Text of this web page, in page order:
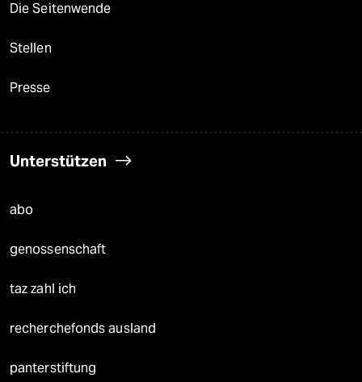
Die Seitenwende
Stellen
Presse
Unterstützen
abo
genossenschaft
taz zahl ich
recherchefonds ausland
panterstiftung